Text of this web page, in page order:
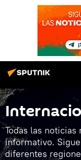
Todas las
informativo.
diferentes